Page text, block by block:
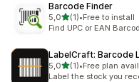
Barcode Finder
5,0z 5 hvězd
(1)
Celkový počet recenzí: 1
•Free to install
Find UPC or EAN
LabelCraft: Barcode
5,0z 5 hvězd
(1)
Celkový počet recenzí: 1
•Free plan
Label the stock you